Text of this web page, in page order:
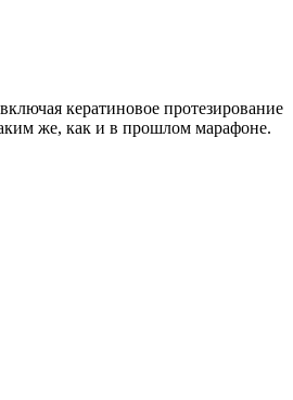
кератиновое протезирование
же, как и в прошлом марафоне.